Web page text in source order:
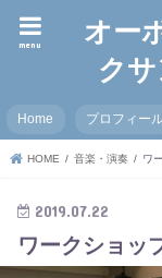
オー
ク
menu
Home プロフィー
HOME 音楽・演奏 ワ
2019.07.22
ワークショッ